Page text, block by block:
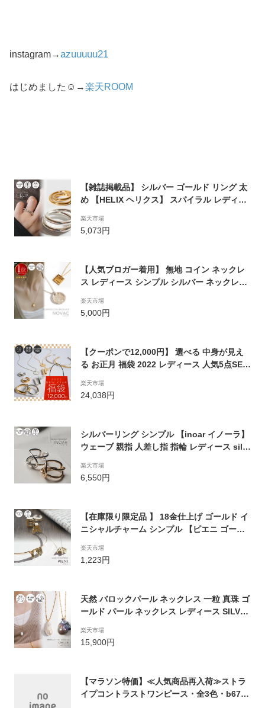
instagram→azuuuuu21
はじめました☺︎→楽天ROOM
【雑誌掲載品】 シルバー ゴールド リング 太
め 【HELIX ヘリクス】 スパイラル レディー
25 デザインリング カジュアル フォーマル 金
属アレルギー 安心 中指 人差し指 指輪 大ぶり
楽天市場
5,073円
【人気ブロガー着用】 無地 コイン ネックレ
ス レディース シンプル シルバー ネックレス
クル 四角 スクエア 金属アレルギー対応 シル
バー925 silver925 たたき 小豆チェーン 長さ
楽天市場
5,000円
【クーポンで12,000円】 選べる 中身が見え
る お正月 福袋 2022 レディース 人気5点SET
レスレット バングル レディース アクセサリ
ー ジュエリー 12000円 HAPPYBAG LUCKY
楽天市場
24,038円
シルバーリング シンプル 【inoar イノーラ】
ウェーブ 親指 人差し指 指輪 レディース silv
ジュアル フォーマル 金属アレルギー 安心 ジ
ュエリー アクセサリー 地金 指輪 重ね付け お
楽天市場
6,550円
【在庫限り限定品 】 18金仕上げ ゴールド イ
ニシャルチャーム シンプル 【ピエニ ゴール
ベット 高さ約10mm 厚み約3mm
楽天市場
1,223円
天然 バロックパール ネックレス 一粒 真珠 ゴ
ールド パール ネックレス レディース SILVE
ルド シンプル 大人 可愛い おしゃれ 6月誕生
楽天市場
15,900円
【マラソン特価】≪人気商品再入荷≫ストラ
イプコントラストワンピース・全3色・b6782